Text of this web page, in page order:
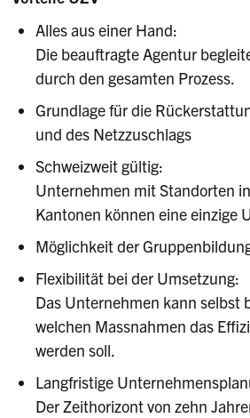
Alles aus einer Hand:
Die beauftragte Agentur
durch den gesamten Prozess.
Grundlage für die
und des Netzzuschlags
Schweizweit gültig:
Unternehmen mit Standorten
Kantonen können eine einzige
Möglichkeit der
Flexibilität bei der Umsetzung:
Das Unternehmen kann selbst
welchen Massnahmen das
werden soll.
Langfristige
Der Zeithorizont von zehn